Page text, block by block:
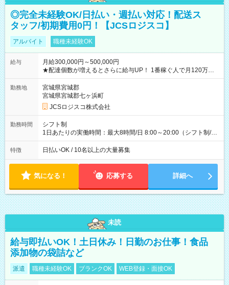
◎完全未経験OK/日払い・週払い対応！配送ス
タッフ/初期費用0円！【JCSロジスコ】
アルバイト 職種未経験OK
給与
月給300,000円～500,000円
★配達個数が増えるとさらに給与UP！ 1番稼ぐ人で月120万ほ
ど！ ・主要都市エリア 月収55万円／週5日稼働 月収65万~112
万円／週6日稼働 ・地方郊外エリア 月収40万円／週5日稼働 月
収40万円~50万円／週6日稼働 ＜モデルイメージ＞ ■月収50万
円 (27歳男性/江東区在住)※元建築関係 1日150個配達×25日勤務
(日休み) ■月収80万円(43歳男性/墨田区在住)※元営業 1日200個
勤務地
宮城県宮城郡
宮城県宮城郡七ヶ浜町
JCSロジスコ株式会社
勤務時間
シフト制
1日あたりの実働時間：最大8時間/日 8:00～20:00（シフト制/実
働8時間） ※週5日勤務（場所次第では週4も有り） ※配達状況
によって時間外での勤務可能性有り ※案件により多少の前後あ
特徴 日払いOK / 10名以上の大量募集
気になる！ 応募する 詳細へ
未読
給与即払いOK！土日休み！日勤のお仕事！食品
添加物の袋詰など
派遣 職種未経験OK ブランクOK WEB登録・面接OK